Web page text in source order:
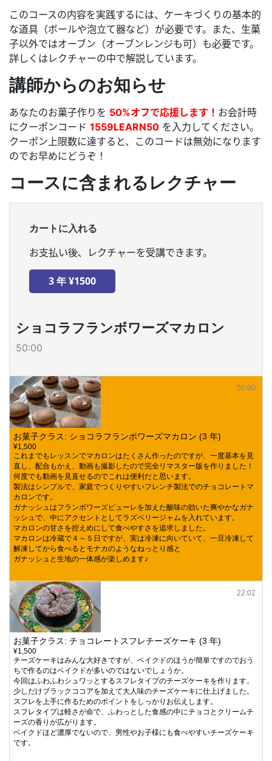
このコースの内容を実践するには、ケーキづくりの基本的
な道具（ボールや泡立て器など）が必要です。また、生菓
子以外ではオーブン（オーブンレンジも可）も必要です。
詳しくはレクチャーの中で解説しています。
講師からのお知らせ
あなたのお菓子作りを 50%オフで応援します！ お会計時
にクーポンコード 1559LEARN50 を入力してください。
クーポン上限数に達すると、このコードは無効になります
のでお早めにどうぞ！
コースに含まれるレクチャー
カートに入れる
お支払い後、レクチャーを受講できます。
ショコラフランボワーズマカロン
50:00
お菓子クラス: ショコラフランボワーズマカロン (3 年)
¥1,500
これまでもレッスンでマカロンはたくさん作ったのですが、一度基本を見
直し、配合もかえ、動画も撮影したので完全リマスター版を作りました！
何度でも動画を見直せるのでこれは便利だと思います。
製法はシンプルで、家庭でつくりやすいフレンチ製法でのチョコレートマ
カロンです。
ガナッシュはフランボワーズピューレを加えた酸味の効いた爽やかなガナ
ッシュで、中にアクセントとしてラズベリージャムを入れています。
マカロンの甘さを控えめにして食べやすさを追求しました。
マカロンは冷蔵で４～５日ですが、実は冷凍に向いていて、一旦冷凍して
解凍してから食べるとモナカのようなねっとり感と
ガナッシュと生地の一体感が楽しめます♪
50:00
お菓子クラス: チョコレートスフレチーズケーキ (3 年)
¥1,500
チーズケーキはみんな大好きですが、ベイクドのほうが簡単ですのでおう
ちで作るのはベイクドが多いのではないでしょうか。
今回はふわふわシュワッとするスフレタイプのチーズケーキを作ります。
少しだけブラックココアを加えて大人味のチーズケーキに仕上げました。
スフレを上手に作るためのポイントをしっかりお伝えします。
スフレタイプは軽さが命で、ふわっとした食感の中にチョコとクリームチ
ーズの香りが広がります。
ベイクドほど濃厚でないので、男性やお子様にも食べやすいチーズケーキ
です。
22:02